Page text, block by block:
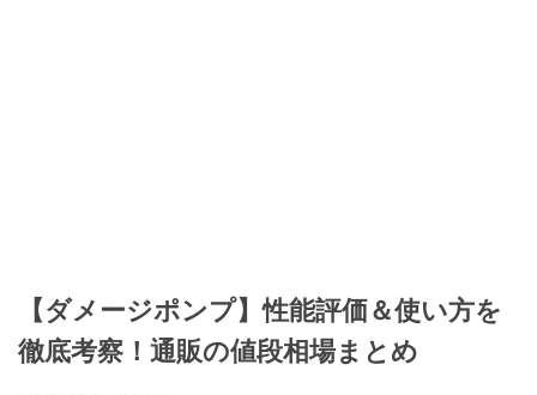
【ダメージポンプ】性能評価＆使い方を
徹底考察！通販の値段相場まとめ